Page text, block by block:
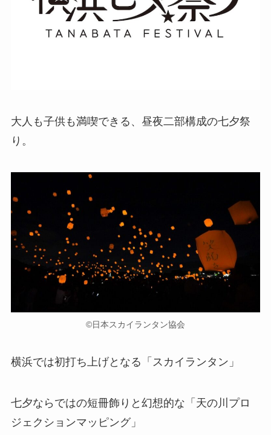
大人も子供も満喫できる、昼夜二部構成の七夕祭
り。
©日本スカイランタン協会
横浜では初打ち上げとなる「スカイランタン」
七夕ならではの短冊飾りと幻想的な「天の川プロ
ジェクションマッピング」